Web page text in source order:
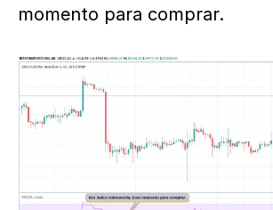
momento para comprar.